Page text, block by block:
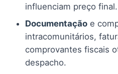
influenciam preço final.
Documentação e
intracomunitários,
comprovantes fiscais
despacho.